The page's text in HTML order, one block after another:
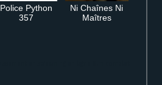
Police Python
357
Ni Chaînes Ni
Maîtres